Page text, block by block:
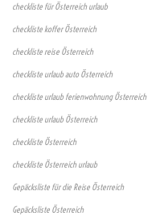
checkliste für Österreich urlaub
checkliste koffer Österreich
checkliste reise Österreich
checkliste urlaub auto Österreich
checkliste urlaub ferienwohnung Österreich
checkliste urlaub Österreich
checkliste Österreich
checkliste Österreich urlaub
Gepäcksliste für die Reise Österreich
Gepäcksliste Österreich